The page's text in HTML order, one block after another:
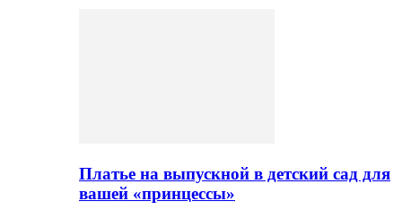
Платье на выпускной в детский сад для
вашей «принцессы»